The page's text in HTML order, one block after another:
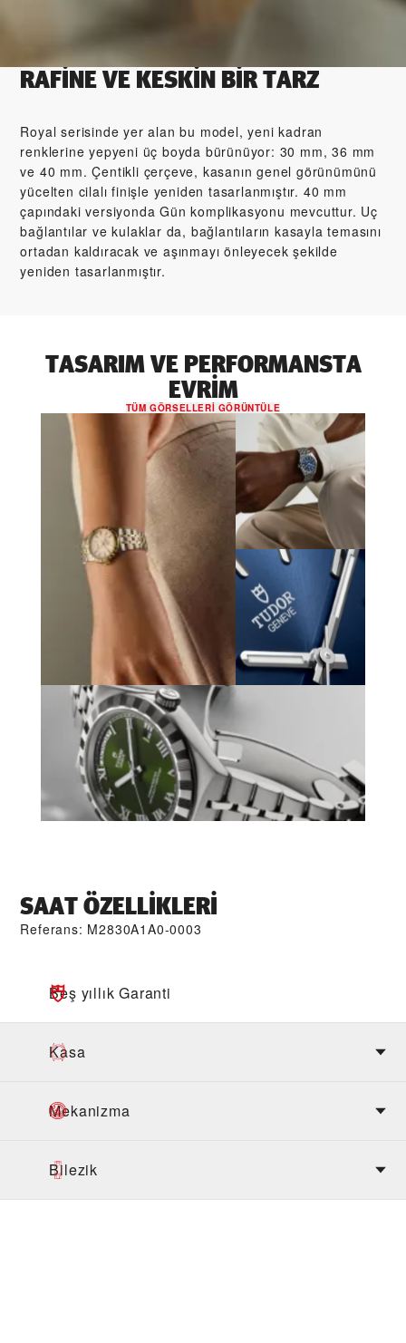
RAFİNE VE KESKİN BİR TARZ
Royal serisinde yer alan bu model, yeni kadran
renklerine yepyeni üç boyda bürünüyor: 30 mm, 36 mm
ve 40 mm. Çentikli çerçeve, kasanın genel görünümünü
yücelten cilalı finişle yeniden tasarlanmıştır. 40 mm
çapındaki versiyonda Gün komplikasyonu mevcuttur. Uç
bağlantılar ve kulaklar da, bağlantıların kasayla temasını
ortadan kaldıracak ve aşınmayı önleyecek şekilde
yeniden tasarlanmıştır.
TASARIM VE PERFORMANSTA
EVRIM
TÜM GÖRSELLERI GÖRÜNTÜLE
SAAT ÖZELLIKLERI
Referans: M2830A1A0-0003
Beş yıllık Garanti
Kasa
Mekanizma
Bilezik